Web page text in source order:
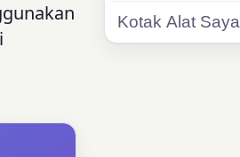
Kotak Alat Saya